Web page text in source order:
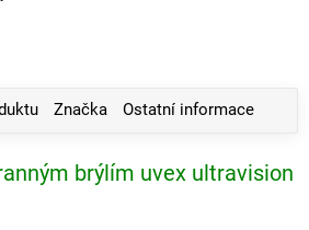
Značka Ostatní informace
brýlím uvex ultravision